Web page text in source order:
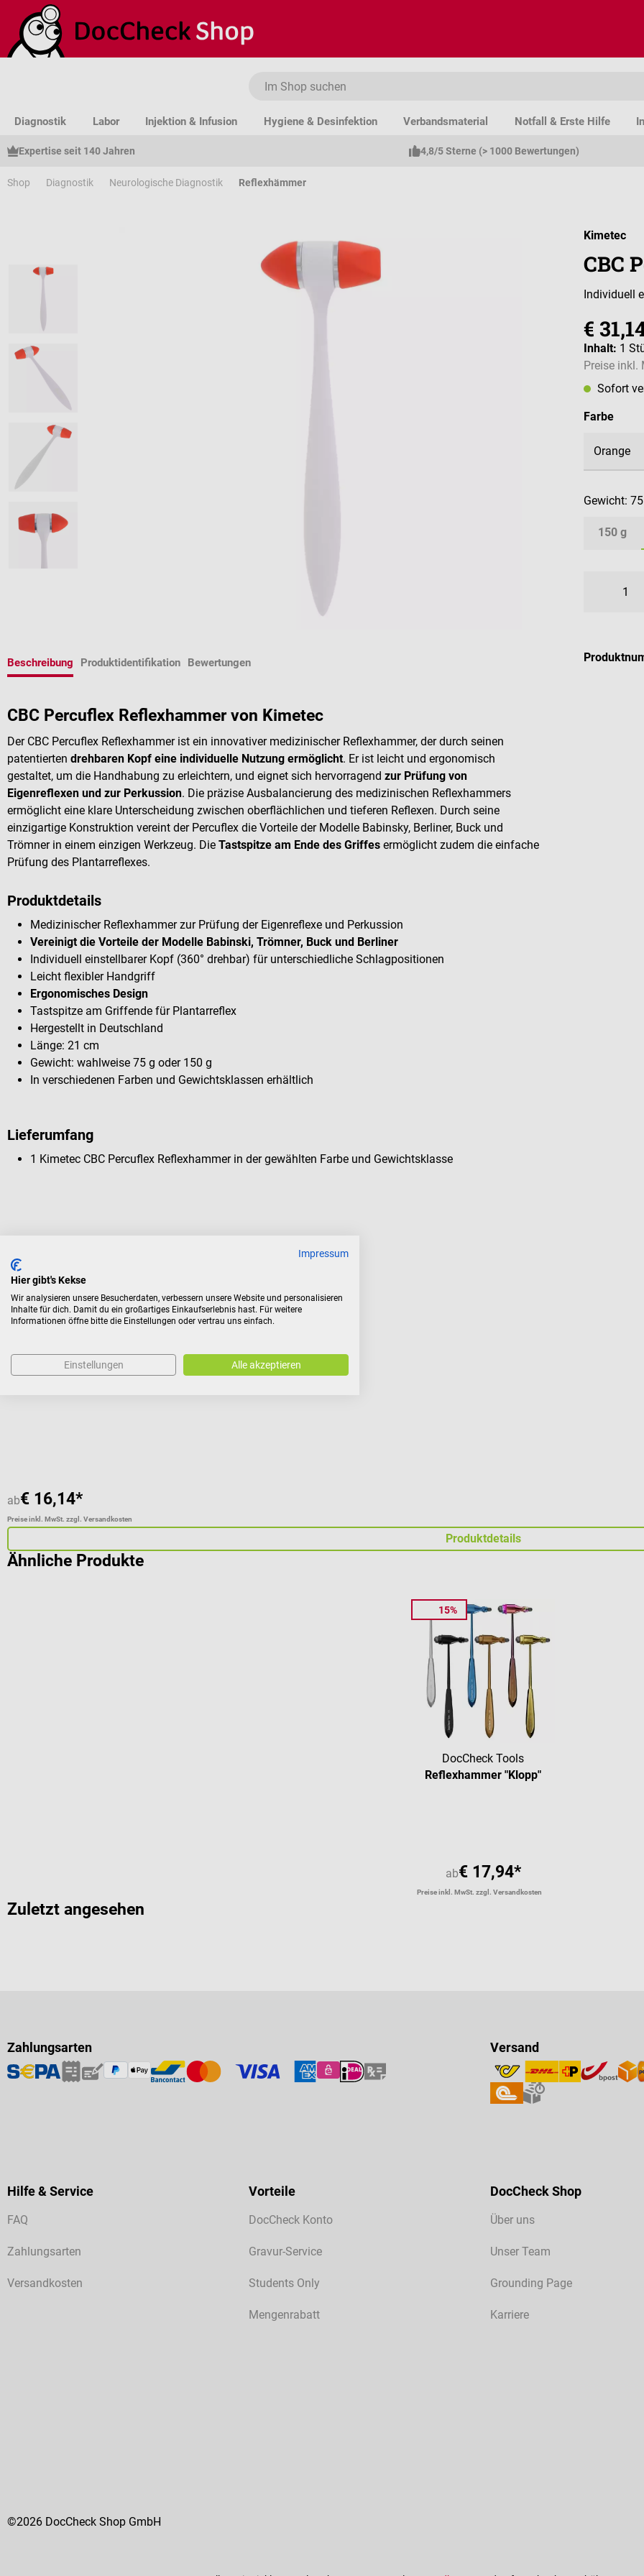
Hauptinhalt springen
Zur Suche springen
Zur Hauptnavigation springen
Diagnostik Labor Injektion & Infusion Hygiene & Desinfektion Verbandsmaterial Notfall & Erste Hilfe
Expertise seit 140 Jahren 4,8/5 Sterne (> 1000 Bewertungen)
Shop Diagnostik Neurologische Diagnostik Reflexhämmer
Kimetec
CBC
Individuell
€
Inhalt: 1
Preise inkl.
Sofort
Farbe
Gewicht:
150 g
Beschreibung Produktidentifikation Bewertungen
CBC Percuflex Reflexhammer von Kimetec
Der CBC Percuflex Reflexhammer ist ein innovativer medizinischer Reflexhammer, der durch seinen
patentierten drehbaren Kopf eine individuelle Nutzung ermöglicht. Er ist leicht und ergonomisch
gestaltet, um die Handhabung zu erleichtern, und eignet sich hervorragend zur Prüfung von
Eigenreflexen und zur Perkussion. Die präzise Ausbalancierung des medizinischen Reflexhammers
ermöglicht eine klare Unterscheidung zwischen oberflächlichen und tieferen Reflexen. Durch seine
einzigartige Konstruktion vereint der Percuflex die Vorteile der Modelle Babinsky, Berliner, Buck und
Trömner in einem einzigen Werkzeug. Die Tastspitze am Ende des Griffes ermöglicht zudem die einfache
Prüfung des Plantarreflexes.
Produktdetails
Medizinischer Reflexhammer zur Prüfung der Eigenreflexe und Perkussion
Vereinigt die Vorteile der Modelle Babinski, Trömner, Buck und Berliner
Individuell einstellbarer Kopf (360° drehbar) für unterschiedliche Schlagpositionen
Leicht flexibler Handgriff
Ergonomisches Design
Tastspitze am Griffende für Plantarreflex
Hergestellt in Deutschland
Länge: 21 cm
Gewicht: wahlweise 75 g oder 150 g
In verschiedenen Farben und Gewichtsklassen erhältlich
Lieferumfang
1 Kimetec CBC Percuflex Reflexhammer in der gewählten Farbe und Gewichtsklasse
1m4
Fußauflage
Für Untersuchungsliegen
ab€ 16,14*
Preise inkl. MwSt. zzgl. Versandkosten
Produktdetails
Ähnliche Produkte
15%
DocCheck Tools
Reflexhammer "Klopp"
ab€ 17,94*
Preise inkl. MwSt. zzgl. Versandkosten
Zuletzt angesehen
Zahlungsarten Versand
Hilfe & Service
FAQ
Zahlungsarten
Versandkosten
Vorteile
DocCheck Konto
Gravur-Service
Students Only
Mengenrabatt
DocCheck Shop
Über uns
Unser Team
Grounding Page
Karriere
©2026 DocCheck Shop GmbH
Impressum
Hier gibt's Kekse
Wir analysieren unsere Besucherdaten, verbessern unsere Website und personalisieren
Inhalte für dich. Damit du ein großartiges Einkaufserlebnis hast. Für weitere
Informationen öffne bitte die Einstellungen oder vertrau uns einfach.
Einstellungen Alle akzeptieren